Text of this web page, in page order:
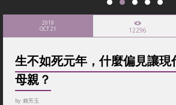
2019
OCT 21 12296
生不如死元年，什麼偏見讓現
母親？
by 賴芳玉